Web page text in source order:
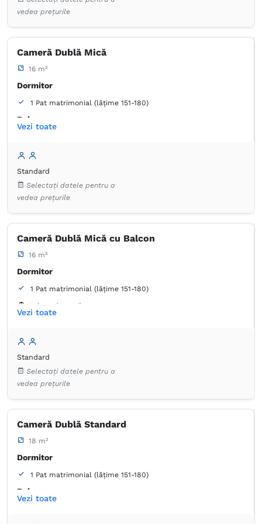
Canale prin cablu
vedea prețurile
Cameră Dublă Mică
16 m²
Dormitor
1 Pat matrimonial (lățime 151-180)
Baie
Dulap
Articole de toaletă gratuite
Vezi toate
Standard
Selectați datele pentru a
vedea prețurile
Cameră Dublă Mică cu Balcon
16 m²
Dormitor
1 Pat matrimonial (lățime 151-180)
Balcon / terasă
Proprie -
Dulap Masă Lenjerie de pat
Canale prin cablu
Vezi toate
Standard
Selectați datele pentru a
vedea prețurile
Cameră Dublă Standard
18 m²
Dormitor
1 Pat matrimonial (lățime 151-180)
Baie
Vezi toate